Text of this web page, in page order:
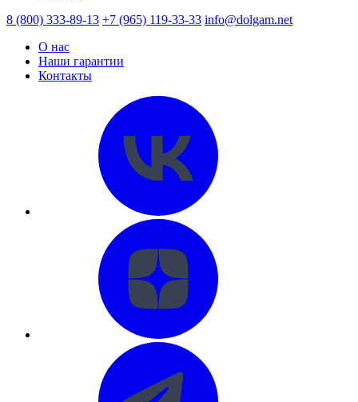
8 (800) 333-89-13 +7 (965) 119-33-33 info@dolgam.net
О нас
Наши гарантии
Контакты